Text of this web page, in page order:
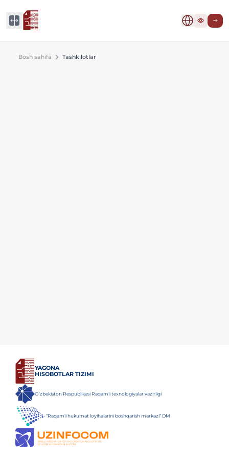
Bosh sahifa Tashkilotlar
YAGONA
HISOBOTLAR TIZIMI
O‘zbekiston Respublikasi Raqamli texnologiyalar vazirligi
“Raqamli hukumat loyihalarini boshqarish markazi” DM